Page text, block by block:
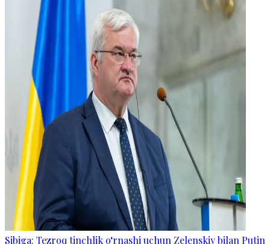
Sibiga: Tezroq tinchlik o‘rnashi uchun Zelenskiy bilan Putin